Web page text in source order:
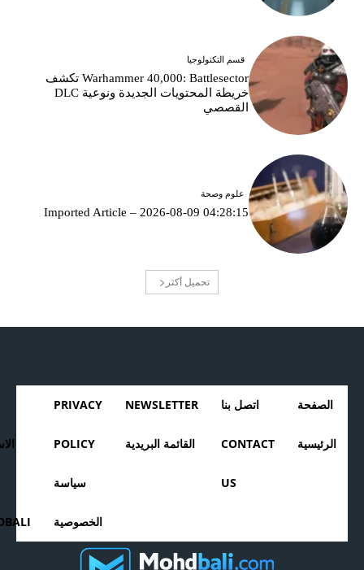
قسم التكنولوجيا
Warhammer 40,000: Battlesector تكشف
خريطة المحتويات الجديدة ونوعية DLC
القصصي
علوم وصحة
Imported Article – 2026-08-09 04:28:15
تحميل أكثر
الصفحة
الرئيسية
اتصل بنا
CONTACT
US
NEWSLETTER
القائمة البريدية
PRIVACY
POLICY
سياسة
الخصوصية